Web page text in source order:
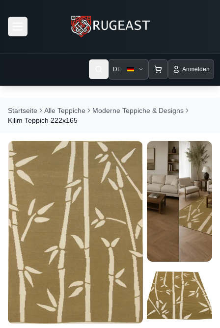
DE Anmelden
Startseite Alle Teppiche
Moderne Teppiche & Designs
Kilim Teppich 222x165